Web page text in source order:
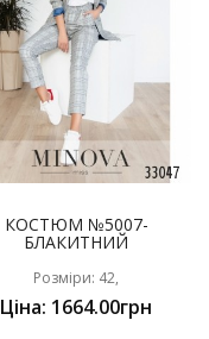
КОСТЮМ №5007-
БЛАКИТНИЙ
Розміри: 42,
Ціна: 1664.00грн